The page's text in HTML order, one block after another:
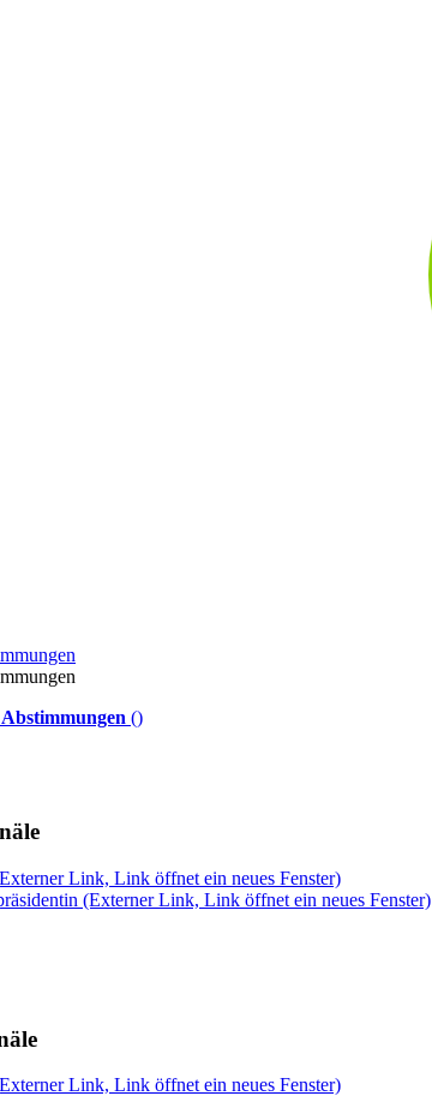
()
Link, Link öffnet ein neues Fenster)
(Externer Link, Link öffnet ein neues Fenster)
Link, Link öffnet ein neues Fenster)